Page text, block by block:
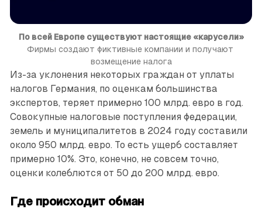
По всей Европе существуют настоящие «карусели»
Фирмы создают фиктивные компании и получают
возмещение налога
Из-за уклонения некоторых граждан от уплаты
налогов Германия, по оценкам большинства
экспертов, теряет примерно 100 млрд. евро в год.
Совокупные налоговые поступления федерации,
земель и муниципалитетов в 2024 году составили
около 950 млрд. евро. То есть ущерб составляет
примерно 10%. Это, конечно, не совсем точно,
оценки колеблются от 50 до 200 млрд. евро.
Где происходит обман